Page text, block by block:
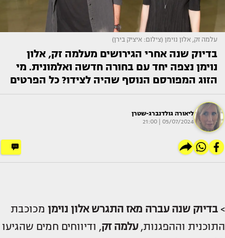
עלמה זק, אלון נוימן (צילום: איציק בירן)
בדיוק שנה אחרי הגירושים מעלמה זק, אלון
נוימן נצפה יחד עם בחורה חדשה ואלמונית. מי
הזוג המפורסם הנוסף שהיה לצידו? כל הפרטים
ליאורה גולדנברג-שטרן
05/07/2024 | 21:00
> בדיוק שנה עברה מאז התגרש אלון נוימן מכוכבת
התוכנית וההפגנות,עלמה זק, ודיווחים חמים שהגיעו